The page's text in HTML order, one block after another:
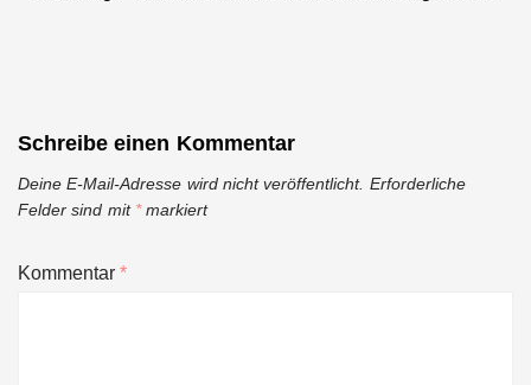
Schreibe einen Kommentar
Deine E-Mail-Adresse wird nicht veröffentlicht. Erforderliche
Felder sind mit *markiert
Kommentar*